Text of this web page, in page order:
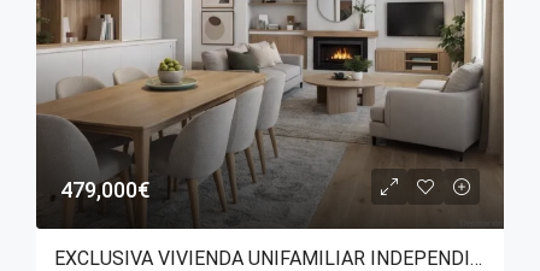
479,000€
EXCLUSIVA VIVIENDA UNIFAMILIAR INDEPENDIENTE EN GOPEGUI (ZIGOITIA)